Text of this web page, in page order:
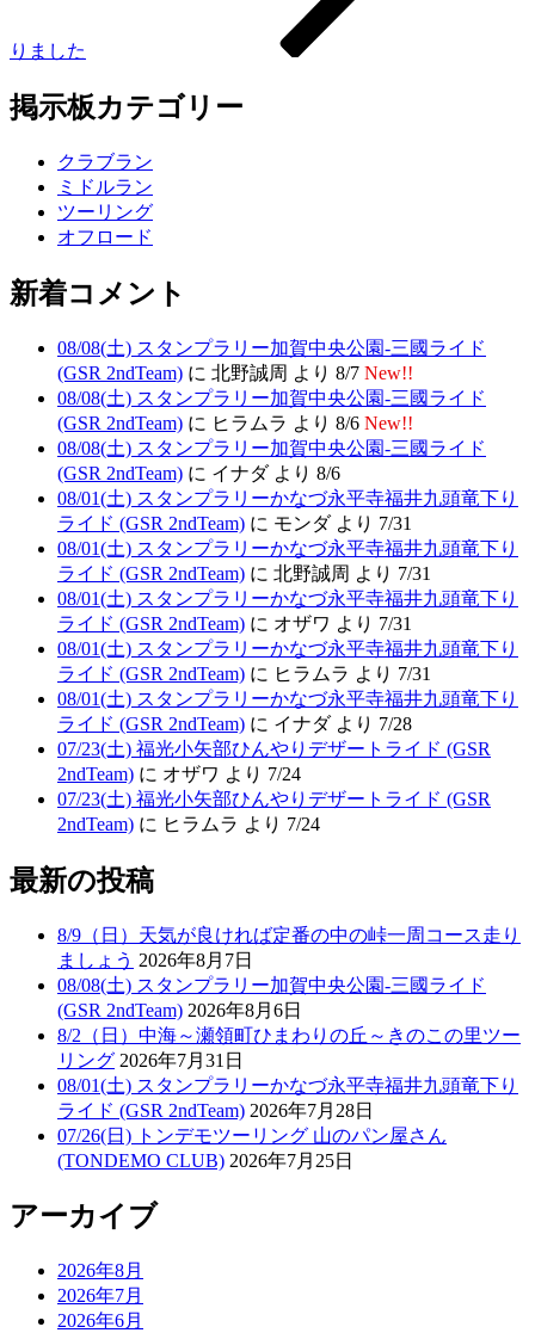
りました
掲示板カテゴリー
クラブラン
ミドルラン
ツーリング
オフロード
新着コメント
08/08(土) スタンプラリー加賀中央公園-三國ライド
(GSR 2ndTeam) に 北野誠周 より 8/7 New!!
08/08(土) スタンプラリー加賀中央公園-三國ライド
(GSR 2ndTeam) に ヒラムラ より 8/6 New!!
08/08(土) スタンプラリー加賀中央公園-三國ライド
(GSR 2ndTeam) に イナダ より 8/6
08/01(土) スタンプラリーかなづ永平寺福井九頭竜下り
ライド (GSR 2ndTeam) に モンダ より 7/31
08/01(土) スタンプラリーかなづ永平寺福井九頭竜下り
ライド (GSR 2ndTeam) に 北野誠周 より 7/31
08/01(土) スタンプラリーかなづ永平寺福井九頭竜下り
ライド (GSR 2ndTeam) に オザワ より 7/31
08/01(土) スタンプラリーかなづ永平寺福井九頭竜下り
ライド (GSR 2ndTeam) に ヒラムラ より 7/31
08/01(土) スタンプラリーかなづ永平寺福井九頭竜下り
ライド (GSR 2ndTeam) に イナダ より 7/28
07/23(土) 福光小矢部ひんやりデザートライド (GSR
2ndTeam) に オザワ より 7/24
07/23(土) 福光小矢部ひんやりデザートライド (GSR
2ndTeam) に ヒラムラ より 7/24
最新の投稿
8/9（日）天気が良ければ定番の中の峠一周コース走り
ましょう 2026年8月7日
08/08(土) スタンプラリー加賀中央公園-三國ライド
(GSR 2ndTeam) 2026年8月6日
8/2（日）中海～瀬領町ひまわりの丘～きのこの里ツー
リング 2026年7月31日
08/01(土) スタンプラリーかなづ永平寺福井九頭竜下り
ライド (GSR 2ndTeam) 2026年7月28日
07/26(日) トンデモツーリング 山のパン屋さん
(TONDEMO CLUB) 2026年7月25日
アーカイブ
2026年8月
2026年7月
2026年6月